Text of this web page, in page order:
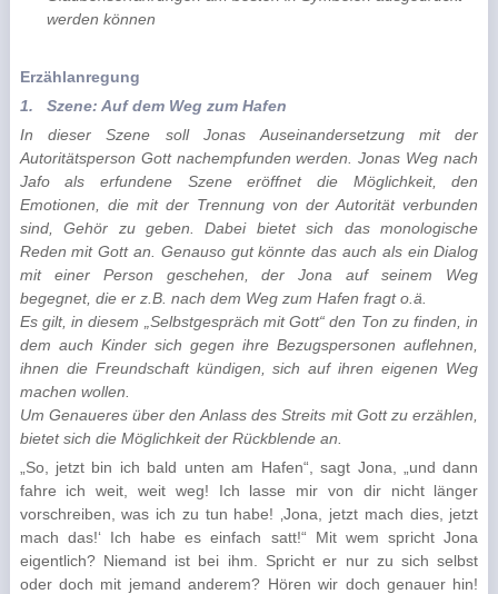
werden können
Erzählanregung
1.
Szene: Auf dem Weg zum Hafen
In dieser Szene soll Jonas Auseinandersetzung mit der
Autoritätsperson Gott nachempfunden werden. Jonas Weg nach
Jafo als erfundene Szene eröffnet die Möglichkeit, den
Emotionen, die mit der Trennung von der Autorität verbunden
sind, Gehör zu geben. Dabei bietet sich das monologische
Reden mit Gott an. Genauso gut könnte das auch als ein Dialog
mit einer Person geschehen, der Jona auf seinem Weg
begegnet, die er z.B. nach dem Weg zum Hafen fragt o.ä.
Es gilt, in diesem „Selbstgespräch mit Gott“ den Ton zu finden, in
dem auch Kinder sich gegen ihre Bezugspersonen auflehnen,
ihnen die Freundschaft kündigen, sich auf ihren eigenen Weg
machen wollen.
Um Genaueres über den Anlass des Streits mit Gott zu erzählen,
bietet sich die Möglichkeit der Rückblende an.
„So, jetzt bin ich bald unten am Hafen“, sagt Jona, „und dann
fahre ich weit, weit weg! Ich lasse mir von dir nicht länger
vorschreiben, was ich zu tun habe! ‚Jona, jetzt mach dies, jetzt
mach das!‘ Ich habe es einfach satt!“ Mit wem spricht Jona
eigentlich? Niemand ist bei ihm. Spricht er nur zu sich selbst
oder doch mit jemand anderem? Hören wir doch genauer hin!